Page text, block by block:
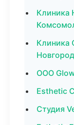
Клиника
Клиника
Новгород
ООО
Esthetic
Студия